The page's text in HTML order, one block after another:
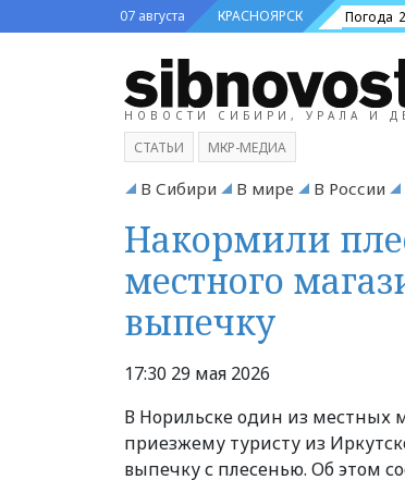
07 августа КРАСНОЯРСК Погода
НОВОСТИ СИБИРИ, УРАЛА И
СТАТЬИ МКР-МЕДИА
В Сибири В мире В России
Накормили
местного
выпечку
17:30 29 мая 2026
В Норильске один из местных
приезжему туристу из
выпечку с плесенью. Об этом